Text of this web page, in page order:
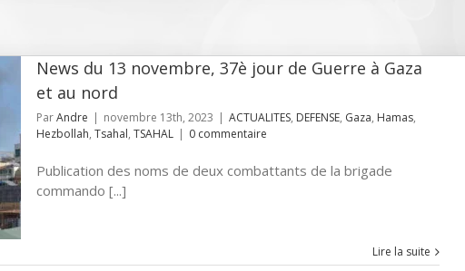
News du 13 novembre, 37è jour de Guerre à Gaza
et au nord
ParAndre | novembre 13th, 2023 | ACTUALITES, DEFENSE, Gaza, Hamas,
Hezbollah, Tsahal, TSAHAL | 0 commentaire
Publication des noms de deux combattants de la brigade
commando [...]
Lire la suite